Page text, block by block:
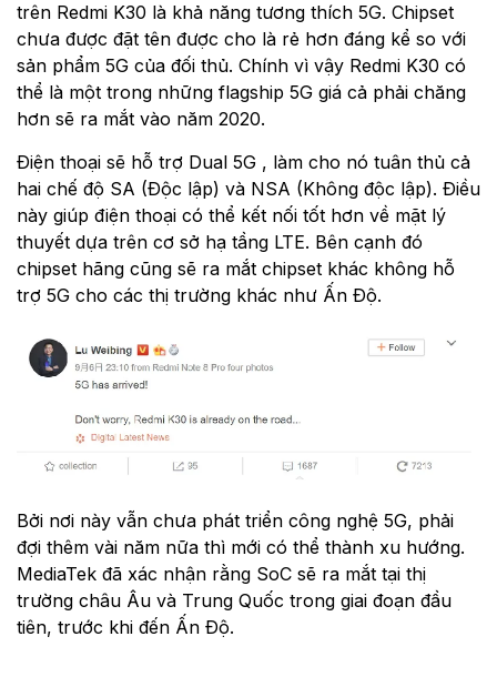
trên Redmi K30 là khả năng tương thích 5G. Chipset
chưa được đặt tên được cho là rẻ hơn đáng kể so với
sản phẩm 5G của đối thủ. Chính vì vậy Redmi K30 có
thể là một trong những flagship 5G giá cả phải chăng
hơn sẽ ra mắt vào năm 2020.
Điện thoại sẽ hỗ trợ Dual 5G , làm cho nó tuân thủ cả
hai chế độ SA (Độc lập) và NSA (Không độc lập). Điều
này giúp điện thoại có thể kết nối tốt hơn về mặt lý
thuyết dựa trên cơ sở hạ tầng LTE. Bên cạnh đó
chipset hãng cũng sẽ ra mắt chipset khác không hỗ
trợ 5G cho các thị trường khác như Ấn Độ.
Bởi nơi này vẫn chưa phát triển công nghệ 5G, phải
đợi thêm vài năm nữa thì mới có thể thành xu hướng.
MediaTek đã xác nhận rằng SoC sẽ ra mắt tại thị
trường châu Âu và Trung Quốc trong giai đoạn đầu
tiên, trước khi đến Ấn Độ.